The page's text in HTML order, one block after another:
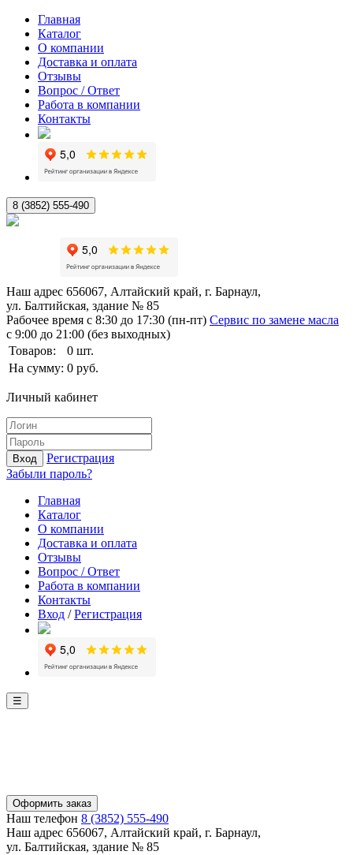
Главная
Каталог
О компании
Доставка и оплата
Отзывы
Вопрос / Ответ
Работа в компании
Контакты
8 (3852) 555-490
Наш адрес 656067, Алтайский край, г. Барнаул,
ул. Балтийская, здание № 85
Рабочее время с 8:30 до 17:30 (пн-пт) Сервис по замене масла
с 9:00 до 21:00 (без выходных)
Товаров:
0 шт.
На сумму: 0 руб.
Личный кабинет
Вход
Регистрация
Забыли пароль?
Главная
Каталог
О компании
Доставка и оплата
Отзывы
Вопрос / Ответ
Работа в компании
Контакты
Вход /Регистрация
☰
Оформить заказ
Наш телефон 8 (3852) 555-490
Наш адрес 656067, Алтайский край, г. Барнаул,
ул. Балтийская, здание № 85